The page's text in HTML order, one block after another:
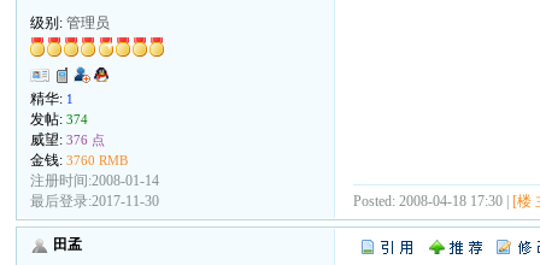
级别:管理员
精华: 1
发帖:374
威望:376 点
金钱:3760 RMB
注册时间:2008-01-14
最后登录:2017-11-30
Posted: 2008-04-18 17:30 |[楼
田孟